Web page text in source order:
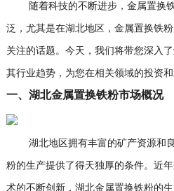
随着科技的不断进步，金属置换铁
泛，尤其是在湖北地区，金属置换铁
关注的话题。今天，我们将带您深入
其行业趋势，为您在相关领域的投资和
一、湖北金属置换铁粉市场概况
湖北地区拥有丰富的矿产资源和良
粉的生产提供了得天独厚的条件。近
术的不断创新，湖北金属置换铁粉的